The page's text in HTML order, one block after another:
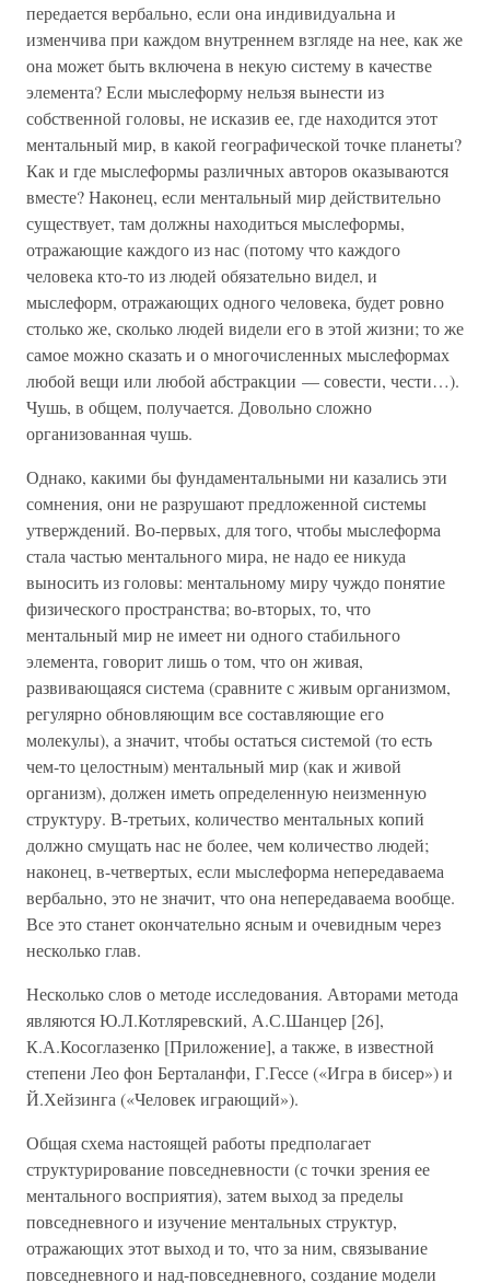
передается вербально, если она индивидуальна и
изменчива при каждом внутреннем взгляде на нее, как же
она может быть включена в некую систему в качестве
элемента? Если мыслеформу нельзя вынести из
собственной головы, не исказив ее, где находится этот
ментальный мир, в какой географической точке планеты?
Как и где мыслеформы различных авторов оказываются
вместе? Наконец, если ментальный мир действительно
существует, там должны находиться мыслеформы,
отражающие каждого из нас (потому что каждого
человека кто-то из людей обязательно видел, и
мыслеформ, отражающих одного человека, будет ровно
столько же, сколько людей видели его в этой жизни; то же
самое можно сказать и о многочисленных мыслеформах
любой вещи или любой абстракции — совести, чести…).
Чушь, в общем, получается. Довольно сложно
организованная чушь.
Однако, какими бы фундаментальными ни казались эти
сомнения, они не разрушают предложенной системы
утверждений. Во-первых, для того, чтобы мыслеформа
стала частью ментального мира, не надо ее никуда
выносить из головы: ментальному миру чуждо понятие
физического пространства; во-вторых, то, что
ментальный мир не имеет ни одного стабильного
элемента, говорит лишь о том, что он живая,
развивающаяся система (сравните с живым организмом,
регулярно обновляющим все составляющие его
молекулы), а значит, чтобы остаться системой (то есть
чем-то целостным) ментальный мир (как и живой
организм), должен иметь определенную неизменную
структуру. В-третьих, количество ментальных копий
должно смущать нас не более, чем количество людей;
наконец, в-четвертых, если мыслеформа непередаваема
вербально, это не значит, что она непередаваема вообще.
Все это станет окончательно ясным и очевидным через
несколько глав.
Несколько слов о методе исследования. Авторами метода
являются Ю.Л.Котляревский, А.С.Шанцер [26],
К.А.Косоглазенко [Приложение], а также, в известной
степени Лео фон Берталанфи, Г.Гессе («Игра в бисер») и
Й.Хейзинга («Человек играющий»).
Общая схема настоящей работы предполагает
структурирование повседневности (с точки зрения ее
ментального восприятия), затем выход за пределы
повседневного и изучение ментальных структур,
отражающих этот выход и то, что за ним, связывание
повседневного и над-повседневного, создание модели